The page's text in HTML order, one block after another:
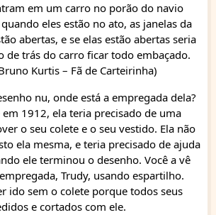
em um carro no porão do navio
eles estão no ato, as janelas da
abertas, e se elas estão abertas seria
de trás do carro ficar todo embaçado.
Kurtis – Fã de Carteirinha)
nu, onde está a empregada dela?
em 1912, ela teria precisado de uma
o seu colete e o seu vestido. Ela não
ela mesma, e teria precisado de ajuda
ele terminou o desenho. Você a vê
Trudy, usando espartilho.
ido sem o colete porque todos seus
e cortados com ele.